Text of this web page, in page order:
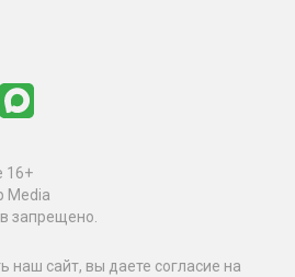
16+
Media
запрещено.
наш сайт, вы даете согласие на